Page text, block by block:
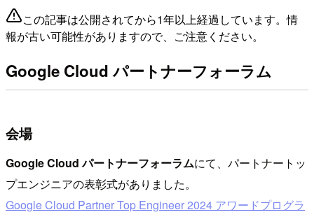
この記事は公開されてから1年以上経過しています。情
報が古い可能性がありますので、ご注意ください。
Google Cloud パートナーフォーラム
会場
Google Cloud パートナーフォーラムにて、パートナートッ
プエンジニアの表彰式がありました。
Google Cloud Partner Top Engineer 2024 アワードプログラ